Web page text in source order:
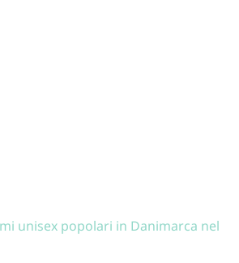
unisex popolari in Danimarca nel